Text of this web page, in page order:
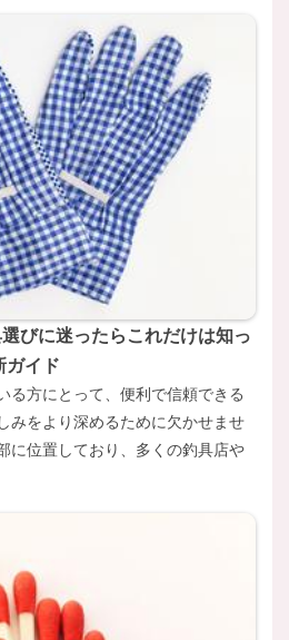
びに迷ったらこれだけは知っ
ガイド
る方にとって、便利で信頼できる
みをより深めるために欠かせませ
に位置しており、多くの釣具店や